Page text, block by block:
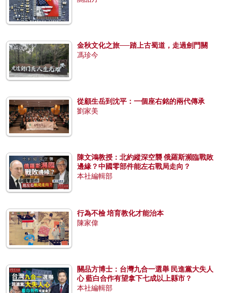
金秋文化之旅──踏上古蜀道，走過劍門關
馮珍今
從顧生岳到沈平：一個座右銘的兩代傳承
劉家美
陳文鴻教授：北約縱深空襲 俄羅斯瀕臨戰敗
邊緣？中國零部件能左右戰局走向？
本社編輯部
行為不檢 培育教化才能治本
陳家偉
關品方博士：台灣九合一選舉 民進黨大失人
心 藍白合作有望拿下七成以上縣市？
本社編輯部